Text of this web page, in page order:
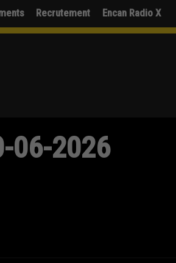
Recrutement Encan Radio X
06-2026